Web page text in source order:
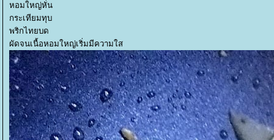
หอมใหญ่หั่น
กระเทียมทุบ
พริกไทยบด
ผัดจนเนื้อหอมใหญ่เริ่มมีความใส